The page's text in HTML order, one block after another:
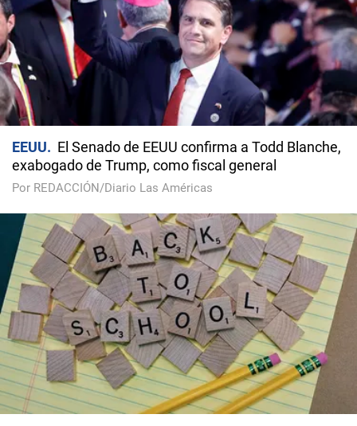
EEUU
El Senado de EEUU confirma a Todd Blanche,
exabogado de Trump, como fiscal general
Por REDACCIÓN/Diario Las Américas